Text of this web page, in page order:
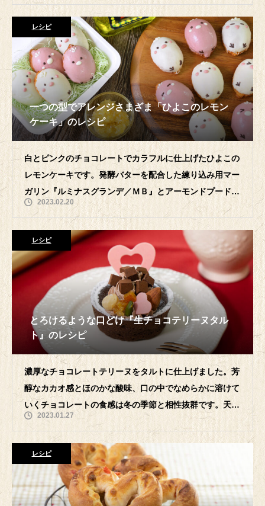
レシピ
一つの型でアレンジさまざま「ひよこのレモン
ケーキ」のレシピ
白とピンクのチョコレートでカラフルに仕上げたひよこの
レモンケーキです。発酵バターを配合した練り込み用マー
ガリン『ルミナスグランデ／ＭＢ』とアーモンドプードル
を練り込んだ風味豊かな生地に、レモン
2023.02.20
レシピ
とろけるような口どけ『生チョコテリーヌタル
ト』のレシピ
濃厚なチョコレートテリーヌをタルトに仕上げました。芳
醇なカカオ感とほのかな酸味、口の中でなめらかに溶けて
いくチョコレートの食感は冬の季節と相性抜群です。天面
にトッピングしたキューブ状の生チョコ
2023.01.27
レシピ